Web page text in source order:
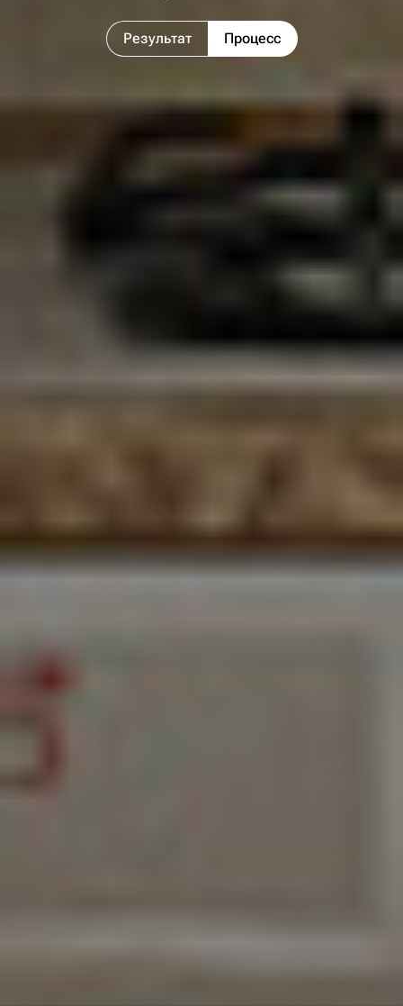
Результат Процесс